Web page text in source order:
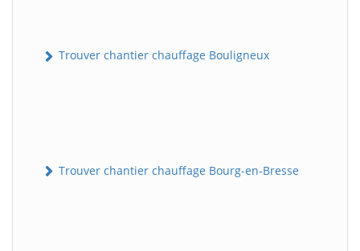
Trouver chantier chauffage Bouligneux
Trouver chantier chauffage Bourg-en-Bresse